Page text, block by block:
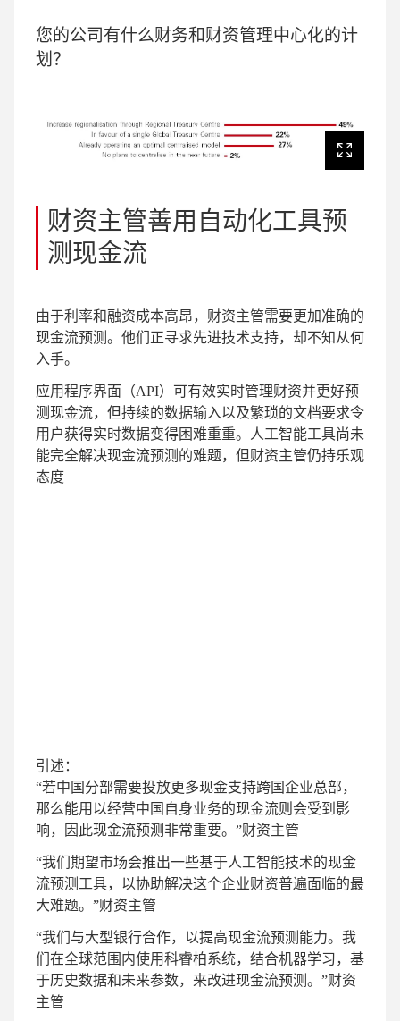
您的公司有什么财务和财资管理中心化的计
划？
财资主管善用自动化工具预
测现金流
由于利率和融资成本高昂，财资主管需要更加准确的
现金流预测。他们正寻求先进技术支持，却不知从何
入手。
应用程序界面（API）可有效实时管理财资并更好预
测现金流，但持续的数据输入以及繁琐的文档要求令
用户获得实时数据变得困难重重。人工智能工具尚未
能完全解决现金流预测的难题，但财资主管仍持乐观
态度
引述：
“若中国分部需要投放更多现金支持跨国企业总部，
那么能用以经营中国自身业务的现金流则会受到影
响，因此现金流预测非常重要。”财资主管
“我们期望市场会推出一些基于人工智能技术的现金
流预测工具，以协助解决这个企业财资普遍面临的最
大难题。”财资主管
“我们与大型银行合作，以提高现金流预测能力。我
们在全球范围内使用科睿柏系统，结合机器学习，基
于历史数据和未来参数，来改进现金流预测。”财资
主管